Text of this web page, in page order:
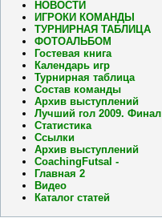
НОВОСТИ
ИГРОКИ КОМАНДЫ
ТУРНИРНАЯ ТАБЛИЦА
ФОТОАЛЬБОМ
Гостевая книга
Календарь игр
Турнирная таблица
Состав команды
Архив выступлений
Лучший гол 2009. Финал
Статистика
Ссылки
Архив выступлений
CoachingFutsal -
Главная 2
Видео
Каталог статей